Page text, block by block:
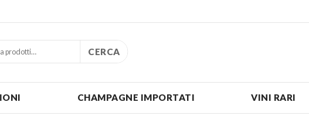
CERCA
CHAMPAGNE IMPORTATI VINI RARI